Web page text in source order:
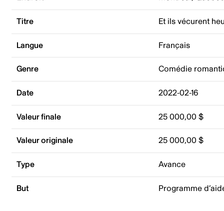
Titre Et ils vécurent
Langue Français
Genre Comédie
Date 2022-02-16
Valeur finale 25 000,00 $
Valeur originale 25 000,00 $
Type Avance
But Programme